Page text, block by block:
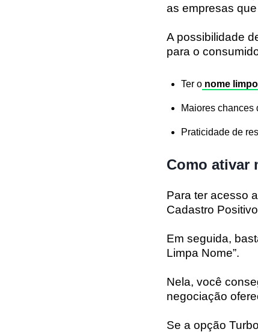
as empresas
A possibilidade
para o
Ter o nome limpo
Maiores chances
Praticidade de
Como ativar
Para ter acesso
Cadastro
Em seguida,
Limpa Nome”.
Nela, você
negociação
Se a opção